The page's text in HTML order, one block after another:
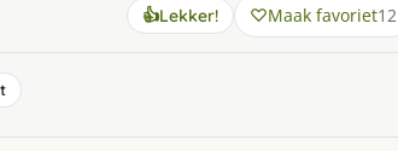
👍Lekker! Maak favoriet12